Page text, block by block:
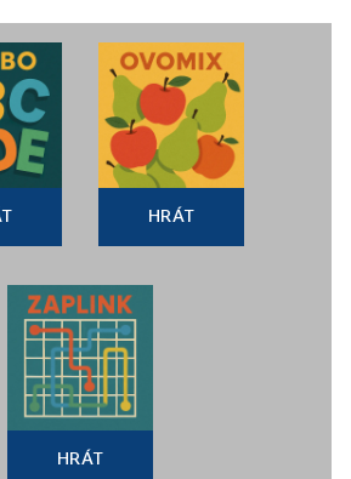
HRÁT
HRÁT